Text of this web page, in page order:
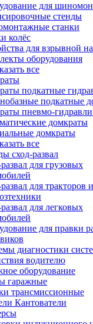
для
стенды
станки
колёс
для взрывной
оборудования
все
подкатные
подкатные
пневмо-
домкраты
домкраты
все
сход-развал
для грузовых
для тракторов и
для легковых
для правки
диагностики
водителю
оборудование
гаражные
трансмиссионные
Кантователи